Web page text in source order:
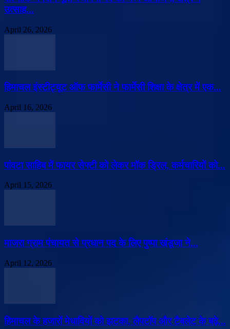
उत्साह...
April 26, 2026
हिमाचल इंस्टीट्यूट ऑफ फार्मेसी ने फार्मेसी शिक्षा के क्षेत्र में एक...
April 16, 2026
पांवटा साहिब में फायर सेफ्टी को लेकर मॉक ड्रिल, कर्मचारियों को...
April 15, 2026
माजरा ग्राम पंचायत से प्रधान पद के लिए पुष्पा खंडूजा ने...
April 12, 2026
हिमाचल के हजारों मेधावियों को झटका, लैपटॉप और टैबलेट के बढ़े...